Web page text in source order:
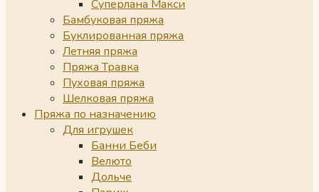
Суперлана Макси
Бамбуковая пряжа
Буклированная пряжа
Летняя пряжа
Пряжа Травка
Пуховая пряжа
Шелковая пряжа
Пряжа по назначению
Для игрушек
Банни Беби
Велюто
Дольче